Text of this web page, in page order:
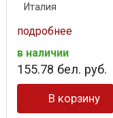
Италия
подробнее
в наличии
155.78 бел. руб.
В корзину